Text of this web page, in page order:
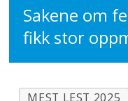
Sakene om
fikk stor
MEST LEST 2025